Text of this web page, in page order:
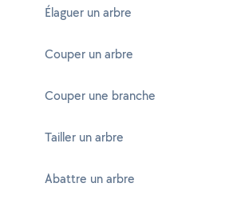
Élaguer un arbre
Couper un arbre
Couper une branche
Tailler un arbre
Abattre un arbre